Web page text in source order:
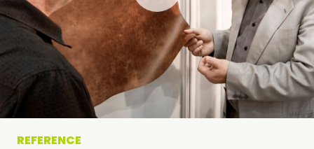
REFERENCE